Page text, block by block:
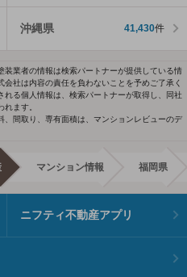
沖縄県 41,430件
装業者の情報は検索パートナーが提供している情
社は内容の責任を負わないことを予めご了承く
る個人情報は、検索パートナーが取得し、同社
ます。
、間取り、専有面積は、マンションレビューのデ
マンション情報 福岡県
ニフティ不動産アプリ